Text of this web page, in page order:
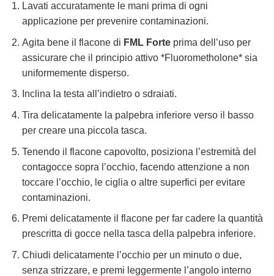
Lavati accuratamente le mani prima di ogni
applicazione per prevenire contaminazioni.
Agita bene il flacone di FML Forteprima dell’uso per
assicurare che il principio attivo *Fluorometholone* sia
uniformemente disperso.
Inclina la testa all’indietro o sdraiati.
Tira delicatamente la palpebra inferiore verso il basso
per creare una piccola tasca.
Tenendo il flacone capovolto, posiziona l’estremità del
contagocce sopra l’occhio, facendo attenzione a non
toccare l’occhio, le ciglia o altre superfici per evitare
contaminazioni.
Premi delicatamente il flacone per far cadere la quantità
prescritta di gocce nella tasca della palpebra inferiore.
Chiudi delicatamente l’occhio per un minuto o due,
senza strizzare, e premi leggermente l’angolo interno